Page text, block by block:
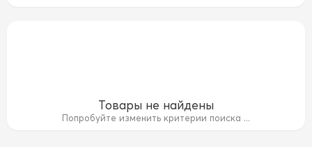
Товары не найдены
Попробуйте изменить критерии поиска ...